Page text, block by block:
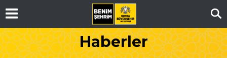
Haberler